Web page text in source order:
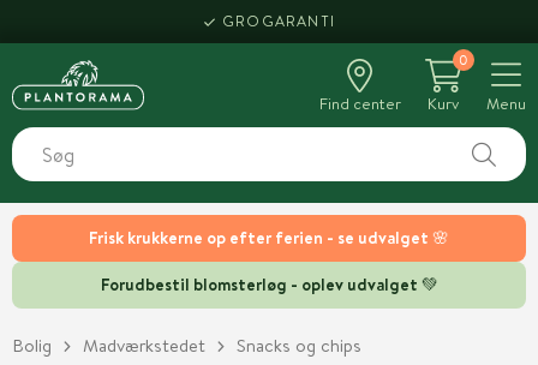
Frisk krukkerne op efter ferien - se udvalget 🌸
Forudbestil blomsterløg - oplev udvalget 💚
GROGARANTI
Find center
0
Kurv
Menu
Bolig Madværkstedet Snacks og chips